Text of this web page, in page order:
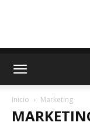
Inicio Marketing